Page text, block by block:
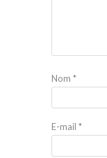
Nom *
E-mail *